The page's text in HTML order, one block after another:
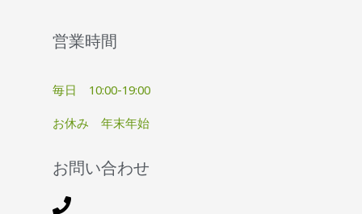
営業時間
毎日 10:00-19:00
お休み 年末年始
お問い合わせ